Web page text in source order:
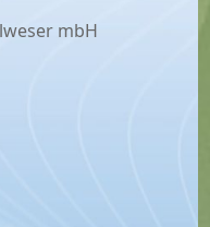
mbH